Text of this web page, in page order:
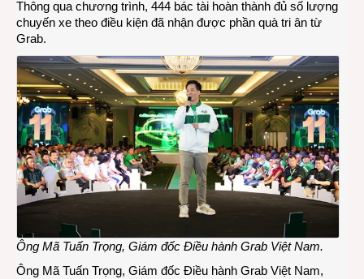
Thông qua chương trình, 444 bác tài hoàn thành đủ số lượng
chuyến xe theo điều kiện đã nhận được phần quà tri ân từ
Grab.
Ông Mã Tuấn Trọng, Giám đốc Điều hành Grab Việt Nam.
Ông Mã Tuấn Trọng, Giám đốc Điều hành Grab Việt Nam,